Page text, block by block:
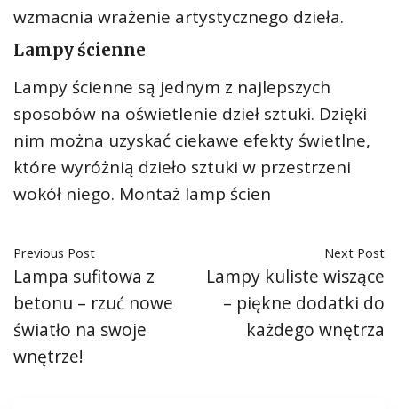
wzmacnia wrażenie artystycznego dzieła.
Lampy ścienne
Lampy ścienne są jednym z najlepszych
sposobów na oświetlenie dzieł sztuki. Dzięki
nim można uzyskać ciekawe efekty świetlne,
które wyróżnią dzieło sztuki w przestrzeni
wokół niego. Montaż lamp ścien
Previous Post
Lampa sufitowa z
betonu – rzuć nowe
światło na swoje
wnętrze!
Next Post
Lampy kuliste wiszące
– piękne dodatki do
każdego wnętrza